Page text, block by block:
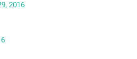
2016